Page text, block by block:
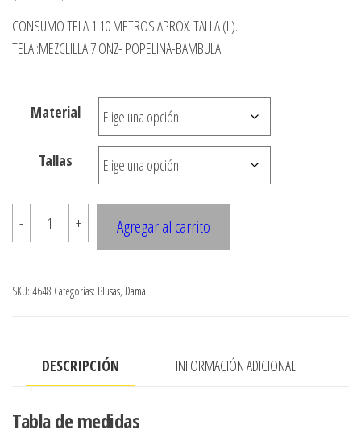
de
precios:
$3.290
hasta
$7.900
CONSUMO TELA 1.10 METROS APROX. TALLA (L).
TELA :MEZCLILLA 7 ONZ- POPELINA-BAMBULA
Material
Tallas
-
4648
cantidad
+ Agregar al carrito
SKU: 4648 Categorías: Blusas, Dama
DESCRIPCIÓN INFORMACIÓN ADICIONAL
Tabla de medidas